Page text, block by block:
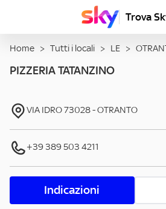
Trova
Home > Tutti i locali > LE >
PIZZERIA TATANZINO
VIA IDRO73028-OTRANTO
+39 389 503 4211
Indicazioni